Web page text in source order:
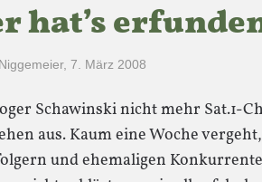
hat’s
, 7. März 2008
Schawinski nicht mehr Sat.1-
aus. Kaum eine Woche
und ehemaligen